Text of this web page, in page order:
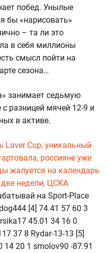
побед. Унылые
бы «нарисовать»
– та ли это
в себя миллионы
смысл пойти на
сезона…
занимает седьмую
разницей мячей 12-9 и
в активе.
Laver Cup, уникальный
россияне уже
жалуется на календарь
две недели, ЦСКА
на Sport-Place
[4] 74.41 57 60 3
45.01 34 16 0
37 8 Rydar-13-13 [5]
20 1 smolov90 -87.91